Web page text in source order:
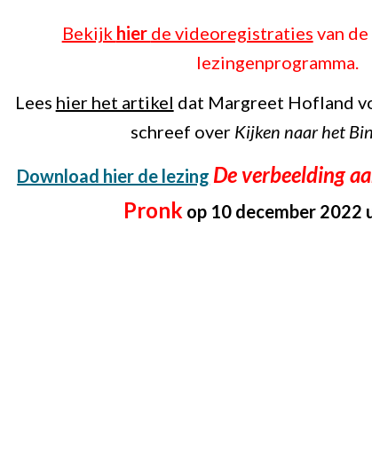
Bekijk hier de videoregistraties van
lezingenprogramma.
Lees hier het artikel dat Margreet Hofland
schreef over Kijken naar het
Download hier de lezing De verbeelding
Pronk op 10 december 2022